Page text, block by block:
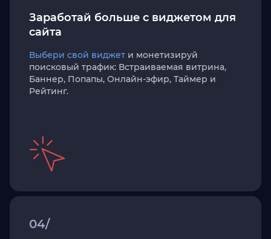
Заработай больше с виджетом для
сайта
Выбери свой виджет и монетизируй
поисковый трафик: Встраиваемая витрина,
Баннер, Попапы, Онлайн-эфир, Таймер и
Рейтинг.
04/